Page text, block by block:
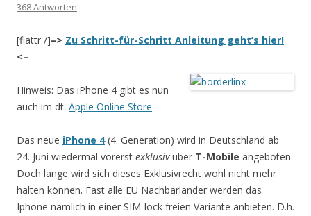
368 Antworten
[flattr /]–> Zu Schritt-für-Schritt Anleitung geht’s hier!
<–
Hinweis: Das iPhone 4 gibt es nun
auch im dt. Apple Online Store.
Das neue iPhone 4(4. Generation) wird in Deutschland ab
24. Juni wiedermal vorerst exklusivüber T-Mobile angeboten.
Doch lange wird sich dieses Exklusivrecht wohl nicht mehr
halten können. Fast alle EU Nachbarländer werden das
Iphone nämlich in einer SIM-lock freien Variante anbieten. D.h.